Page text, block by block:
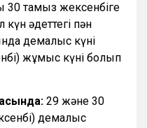
тамыз жексенбіге
күн әдеттегі пән
демалыс күні
жұмыс күні болып
29 және 30
демалыс